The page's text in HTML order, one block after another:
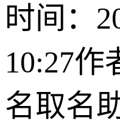
时间：
10:27作
名取名